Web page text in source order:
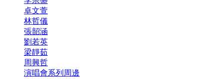
卓文萱
林哲儀
張韶涵
劉若英
梁靜茹
周興哲
演唱會系列周邊